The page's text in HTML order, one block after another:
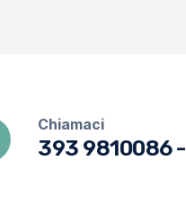
Chiamaci
393 9810086-